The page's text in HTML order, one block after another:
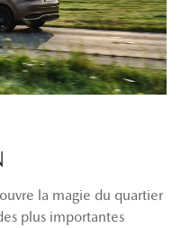
la magie du quartier
plus importantes